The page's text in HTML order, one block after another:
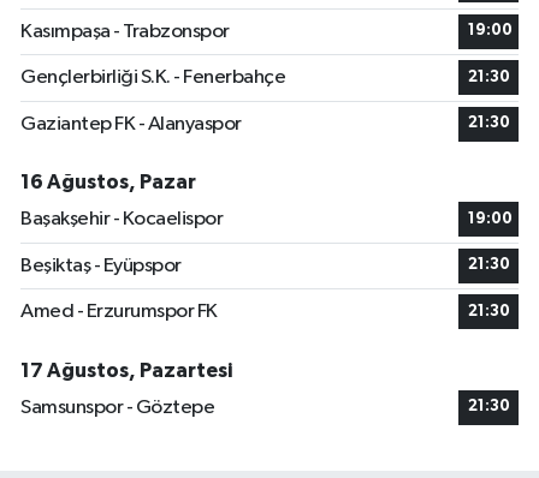
Kasımpaşa - Trabzonspor 19:00
Gençlerbirliği S.K. - Fenerbahçe 21:30
Gaziantep FK - Alanyaspor 21:30
16 Ağustos, Pazar
Başakşehir - Kocaelispor
19:00
Beşiktaş - Eyüpspor 21:30
Amed - Erzurumspor FK 21:30
17 Ağustos, Pazartesi
Samsunspor - Göztepe
21:30